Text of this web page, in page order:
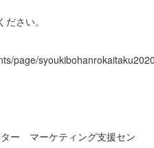
さい。
page/
ター マーケティング支援セン